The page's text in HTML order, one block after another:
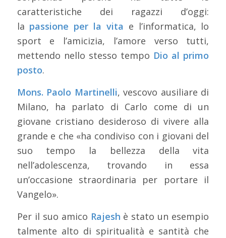
caratteristiche dei ragazzi d’oggi:
la passione per la vita e l’informatica, lo
sport e l’amicizia, l’amore verso tutti,
mettendo nello stesso tempo Dio al primo
posto.
Mons. Paolo Martinelli, vescovo ausiliare di
Milano, ha parlato di Carlo come di un
giovane cristiano desideroso di vivere alla
grande e che «ha condiviso con i giovani del
suo tempo la bellezza della vita
nell’adolescenza, trovando in essa
un’occasione straordinaria per portare il
Vangelo».
Per il suo amico Rajesh è stato un esempio
talmente alto di spiritualità e santità che